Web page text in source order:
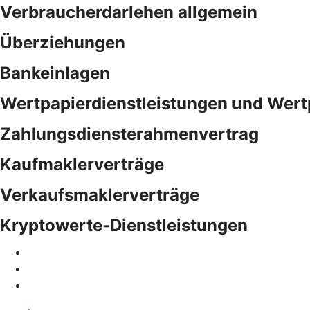
Verbraucherdarlehen allgemein
Überziehungen
Bankeinlagen
Wertpapierdienstleistungen und
Zahlungsdiensterahmenvertrag
Kaufmaklerverträge
Verkaufsmaklerverträge
Kryptowerte-Dienstleistungen